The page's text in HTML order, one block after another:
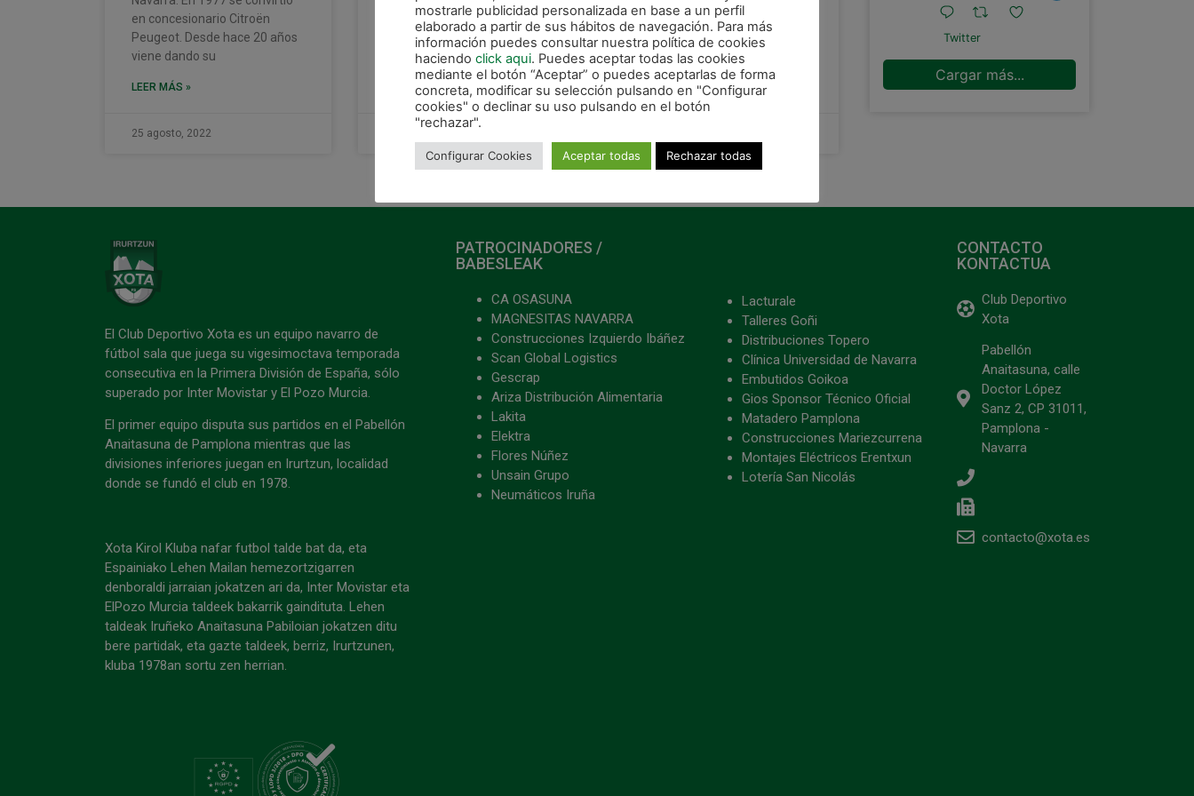
en concesionario Citroën
Peugeot. Desde hace 20 años
viene dando su
LEER MÁS »
25 agosto, 2022
LEER MÁS » LEER MÁS »
Twitter
Cargar más...
El Club Deportivo Xota es un equipo navarro de
fútbol sala que juega su vigesimoctava temporada
consecutiva en la Primera División de España, sólo
superado por Inter Movistar y El Pozo Murcia.
El primer equipo disputa sus partidos en el Pabellón
Anaitasuna de Pamplona mientras que las
divisiones inferiores juegan en Irurtzun, localidad
donde se fundó el club en 1978.
Xota Kirol Kluba nafar futbol talde bat da, eta
Espainiako Lehen Mailan hemezortzigarren
denboraldi jarraian jokatzen ari da, Inter Movistar eta
ElPozo Murcia taldeek bakarrik gaindituta. Lehen
taldeak Iruñeko Anaitasuna Pabiloian jokatzen ditu
bere partidak, eta gazte taldeek, berriz, Irurtzunen,
kluba 1978an sortu zen herrian.
PATROCINADORES /
BABESLEAK
CA OSASUNA
MAGNESITAS NAVARRA
Construcciones Izquierdo Ibáñez
Scan Global Logistics
Gescrap
Ariza Distribución Alimentaria
Lakita
Elektra
Flores Núñez
Unsain Grupo
Neumáticos Iruña
Lacturale
Talleres Goñi
Distribuciones Topero
Clínica Universidad de Navarra
Embutidos Goikoa
Gios Sponsor Técnico Oficial
Matadero Pamplona
Construcciones Mariezcurrena
Montajes Eléctricos Erentxun
Lotería San Nicolás
CONTACTO
KONTACTUA
Club Deportivo
Xota
Pabellón
Anaitasuna, calle
Doctor López
Sanz 2, CP 31011,
Pamplona -
Navarra
contacto@xota.es
mostrarle publicidad personalizada en base a un perfil
elaborado a partir de sus hábitos de navegación. Para más
información puedes consultar nuestra política de cookies
haciendo click aqui. Puedes aceptar todas las cookies
mediante el botón “Aceptar” o puedes aceptarlas de forma
concreta, modificar su selección pulsando en "Configurar
cookies" o declinar su uso pulsando en el botón
"rechazar".
Configurar Cookies Aceptar todas Rechazar todas